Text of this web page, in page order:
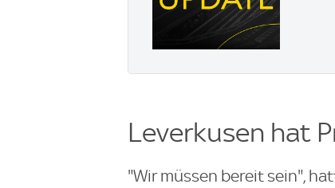
Leverkusen hat
"Wir müssen bereit sein",